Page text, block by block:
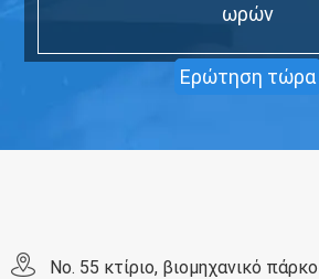
ωρών
Ερώτηση τώρα
No. 55 κτίριο, βιομηχανικό